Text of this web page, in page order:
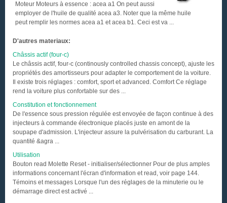
Moteur Moteurs à essence : acea a1 On peut aussi
employer de l'huile de qualité acea a3. Noter que la même huile
peut remplir les normes acea a1 et acea b1. Ceci est va ...
D'autres materiaux:
Châssis actif (four-c)
Le châssis actif, four-c (continously controlled chassis concept), ajuste les
propriétés des amortisseurs pour adapter le comportement de la voiture.
Il existe trois réglages : comfort, sport et advanced. Comfort Ce réglage
rend la voiture plus confortable sur des ...
Constitution et fonctionnement
De l'essence sous pression régulée est envoyée de façon continue à des
injecteurs à commande électronique placés juste en amont de la
soupape d'admission. L'injecteur assure la pulvérisation du carburant. La
quantité &agra ...
Utilisation
Bouton read Molette Reset - initialiser/sélectionner Pour de plus amples
informations concernant l'écran d'information et read, voir page 144.
Témoins et messages Lorsque l'un des réglages de la minuterie ou le
démarrage direct est activé ...